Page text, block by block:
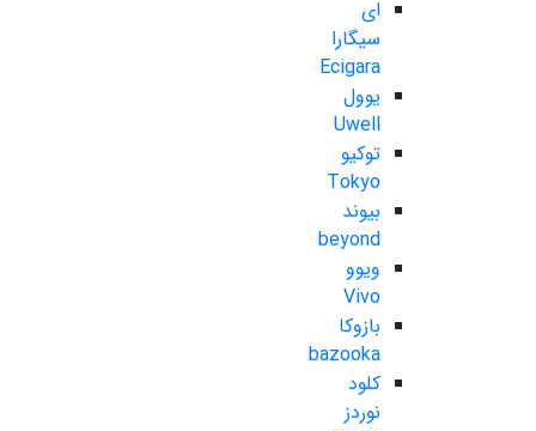
ای
سیگارا
Ecigara
یوول
Uwell
توکیو
Tokyo
بیوند
beyond
ویوو
Vivo
بازوکا
bazooka
کلود
نوردز